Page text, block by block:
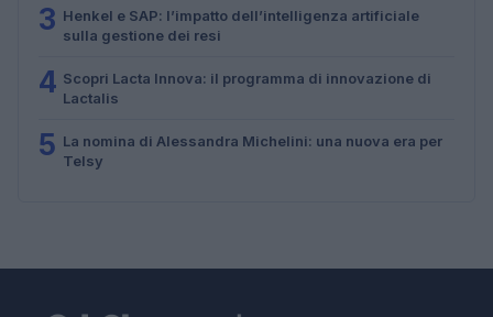
3 Henkel e SAP: l’impatto dell’intelligenza artificiale
sulla gestione dei resi
4 Scopri Lacta Innova: il programma di innovazione di
Lactalis
5 La nomina di Alessandra Michelini: una nuova era per
Telsy